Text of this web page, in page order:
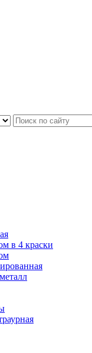
в 4 краски